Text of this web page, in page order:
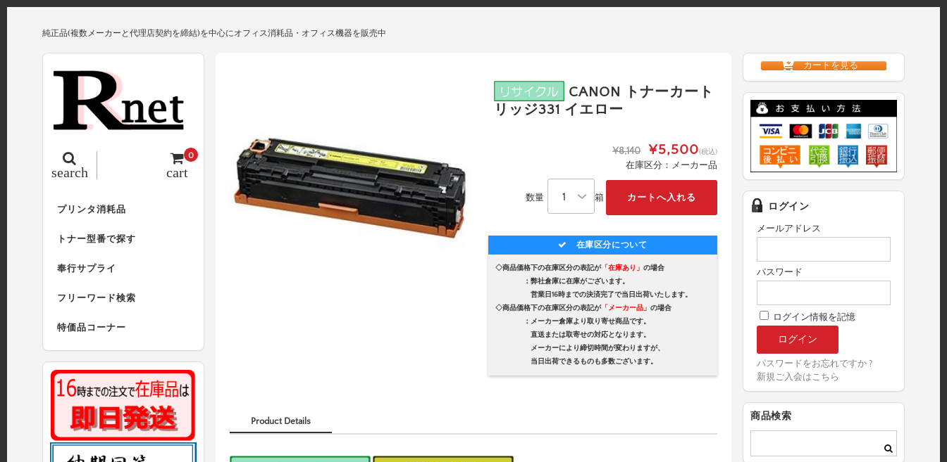
純正品(複数メーカーと代理店契約を締結)を中心にオフィス消耗品・オフィス機器を販売中
cart
0
search
プリンタ消耗品
トナー型番で探す
奉行サプライ
フリーワード検索
特価品コーナー
CANON トナーカート
リッジ331 イエロー
¥8,140 ¥5,500(税込)
在庫区分：メーカー品
数量 箱
在庫区分について
◇商品価格下の在庫区分の表記が「在庫あり」 の場合
：弊社倉庫に在庫がございます。
営業日16時までの決済完了で当日出荷いたします。
◇商品価格下の在庫区分の表記が「メーカー品」 の場合
：メーカー倉庫より取り寄せ商品です。
直送または取寄せの対応となります。
メーカーにより締切時間が変わりますが、
当日出荷できるものも多数ございます。
Product Details
カートを見る
ログイン
メールアドレス
パスワード
ログイン情報を記憶
パスワードをお忘れですか ?
新規ご入会はこちら
商品検索